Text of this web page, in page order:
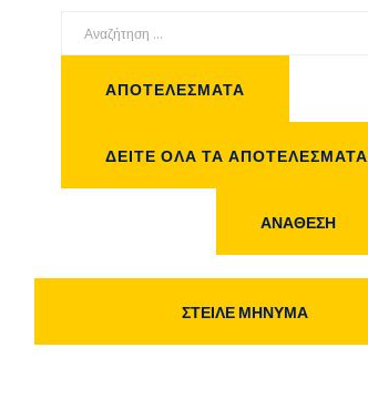
ΑΠΟΤΕΛΈΣΜΑΤΑ
ΔΕΊΤΕ ΌΛΑ ΤΑ ΑΠΟΤΕΛΈΣΜΑΤΑ
ΑΝΆΘΕΣΗ
ΣΤΕΙΛΕ ΜΗΝΥΜΑ